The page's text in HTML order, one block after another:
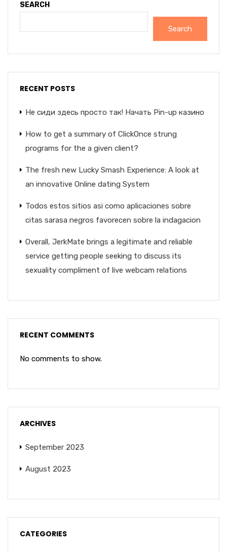
SEARCH
Search
RECENT POSTS
Не сиди здесь просто так! Начать Pin-up казино
How to get a summary of ClickOnce strung
programs for the a given client?
The fresh new Lucky Smash Experience: A look at
an innovative Online dating System
Todos estos sitios asi­ como aplicaciones sobre
citas sarasa negros favorecen sobre la indagacion
Overall, JerkMate brings a legitimate and reliable
service getting people seeking to discuss its
sexuality compliment of live webcam relations
RECENT COMMENTS
No comments to show.
ARCHIVES
September 2023
August 2023
CATEGORIES